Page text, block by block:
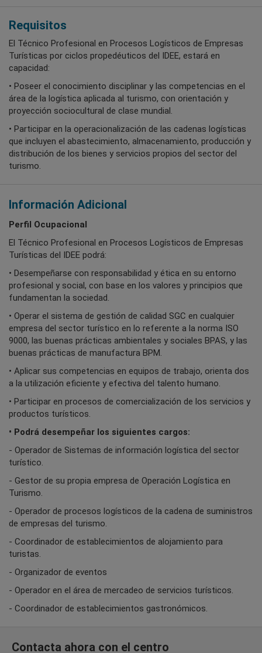
Requisitos
El Técnico Profesional en Procesos Logísticos de Empresas
Turísticas por ciclos propedéuticos del IDEE, estará en
capacidad:
• Poseer el conocimiento disciplinar y las competencias en el
área de la logística aplicada al turismo, con orientación y
proyección sociocultural de clase mundial.
• Participar en la operacionalización de las cadenas logísticas
que incluyen el abastecimiento, almacenamiento, producción y
distribución de los bienes y servicios propios del sector del
turismo.
Información Adicional
Perfil Ocupacional
El Técnico Profesional en Procesos Logísticos de Empresas
Turísticas del IDEE podrá:
• Desempeñarse con responsabilidad y ética en su entorno
profesional y social, con base en los valores y principios que
fundamentan la sociedad.
• Operar el sistema de gestión de calidad SGC en cualquier
empresa del sector turístico en lo referente a la norma ISO
9000, las buenas prácticas ambientales y sociales BPAS, y las
buenas prácticas de manufactura BPM.
• Aplicar sus competencias en equipos de trabajo, orienta dos
a la utilización eficiente y efectiva del talento humano.
• Participar en procesos de comercialización de los servicios y
productos turísticos.
• Podrá desempeñar los siguientes cargos:
- Operador de Sistemas de información logística del sector
turístico.
- Gestor de su propia empresa de Operación Logística en
Turismo.
- Operador de procesos logísticos de la cadena de suministros
de empresas del turismo.
- Coordinador de establecimientos de alojamiento para
turistas.
- Organizador de eventos
- Operador en el área de mercadeo de servicios turísticos.
- Coordinador de establecimientos gastronómicos.
Contacta ahora con el centro